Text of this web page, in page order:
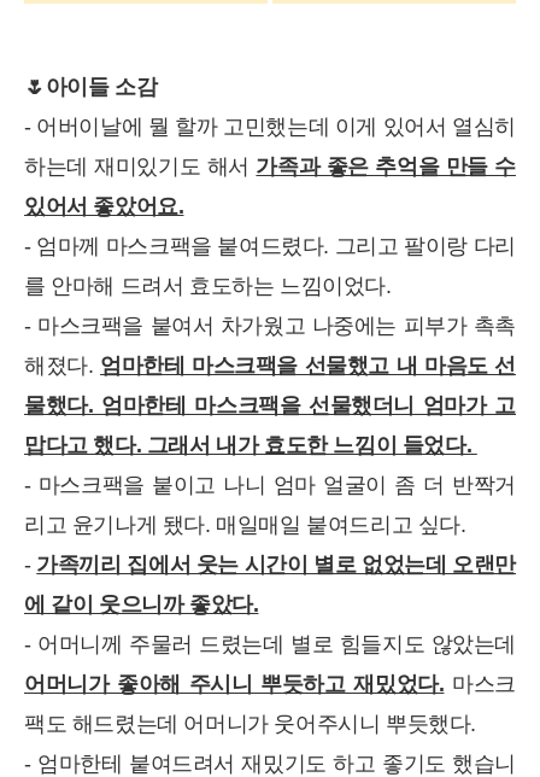
🌷아이들 소감
- 어버이날에 뭘 할까 고민했는데 이게 있어서 열심히
하는데 재미있기도 해서 가족과 좋은 추억을 만들 수
있어서 좋았어요.
- 엄마께 마스크팩을 붙여드렸다. 그리고 팔이랑 다리
를 안마해 드려서 효도하는 느낌이었다.
- 마스크팩을 붙여서 차가웠고 나중에는 피부가 촉촉
해졌다. 엄마한테 마스크팩을 선물했고 내 마음도 선
물했다. 엄마한테 마스크팩을 선물했더니 엄마가 고
맙다고 했다. 그래서 내가 효도한 느낌이 들었다.
- 마스크팩을 붙이고 나니 엄마 얼굴이 좀 더 반짝거
리고 윤기나게 됐다. 매일매일 붙여드리고 싶다.
- 가족끼리 집에서 웃는 시간이 별로 없었는데 오랜만
에 같이 웃으니까 좋았다.
- 어머니께 주물러 드렸는데 별로 힘들지도 않았는데
어머니가 좋아해 주시니 뿌듯하고 재밌었다. 마스크
팩도 해드렸는데 어머니가 웃어주시니 뿌듯했다.
- 엄마한테 붙여드려서 재밌기도 하고 좋기도 했습니